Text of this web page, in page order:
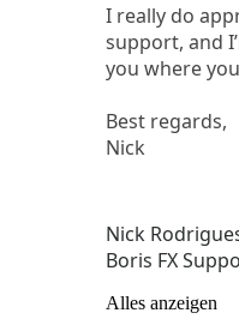
I really do
support, and
you where
Best regards,
Nick
Nick
Boris FX
Alles anzeigen